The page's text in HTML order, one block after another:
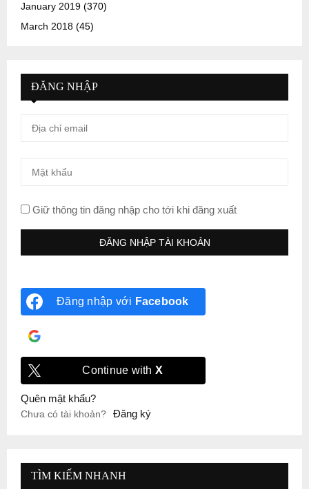
January 2019 (370)
March 2018 (45)
ĐĂNG NHẬP
Giữ thông tin đăng nhập cho tới khi đăng xuất
Đăng nhập với Facebook
Continue with X
Quên mật khẩu?
Chưa có tài khoản? Đăng ký
TÌM KIẾM NHANH